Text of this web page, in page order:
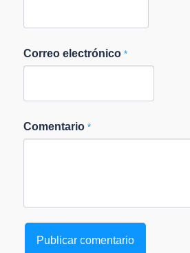
Correo electrónico *
Comentario *